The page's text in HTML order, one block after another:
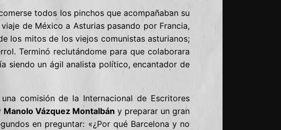
todos los pinchos que acompañaban su
de México a Asturias pasando por Francia,
los mitos de los viejos comunistas asturianos;
Terminó reclutándome para que colaborara
siendo un ágil analista político, encantador de
comisión de la Internacional de Escritores
Manolo Vázquez Montalbán y preparar un gran
en preguntar: «¿Por qué Barcelona y no